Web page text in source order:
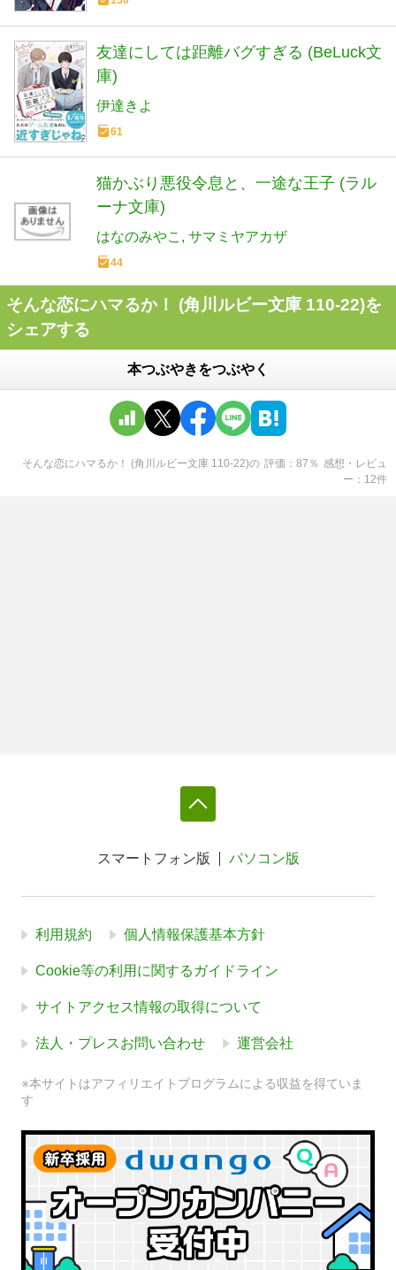
友達にしては距離バグすぎる (BeLuck文
庫)
伊達きよ
61
猫かぶり悪役令息と、一途な王子 (ラル
ーナ文庫)
はなのみやこ サマミヤアカザ
44
そんな恋にハマるか！ (角川ルビー文庫 110-22)を
シェアする
本つぶやきをつぶやく
そんな恋にハマるか！ (角川ルビー文庫 110-22)の 評価 87 ％ 感想・レビュ
ー
12件
スマートフォン版 パソコン版
利用規約 個人情報保護基本方針
Cookie等の利用に関するガイドライン
サイトアクセス情報の取得について
法人・プレスお問い合わせ 運営会社
※本サイトはアフィリエイトプログラムによる収益を得ていま
す